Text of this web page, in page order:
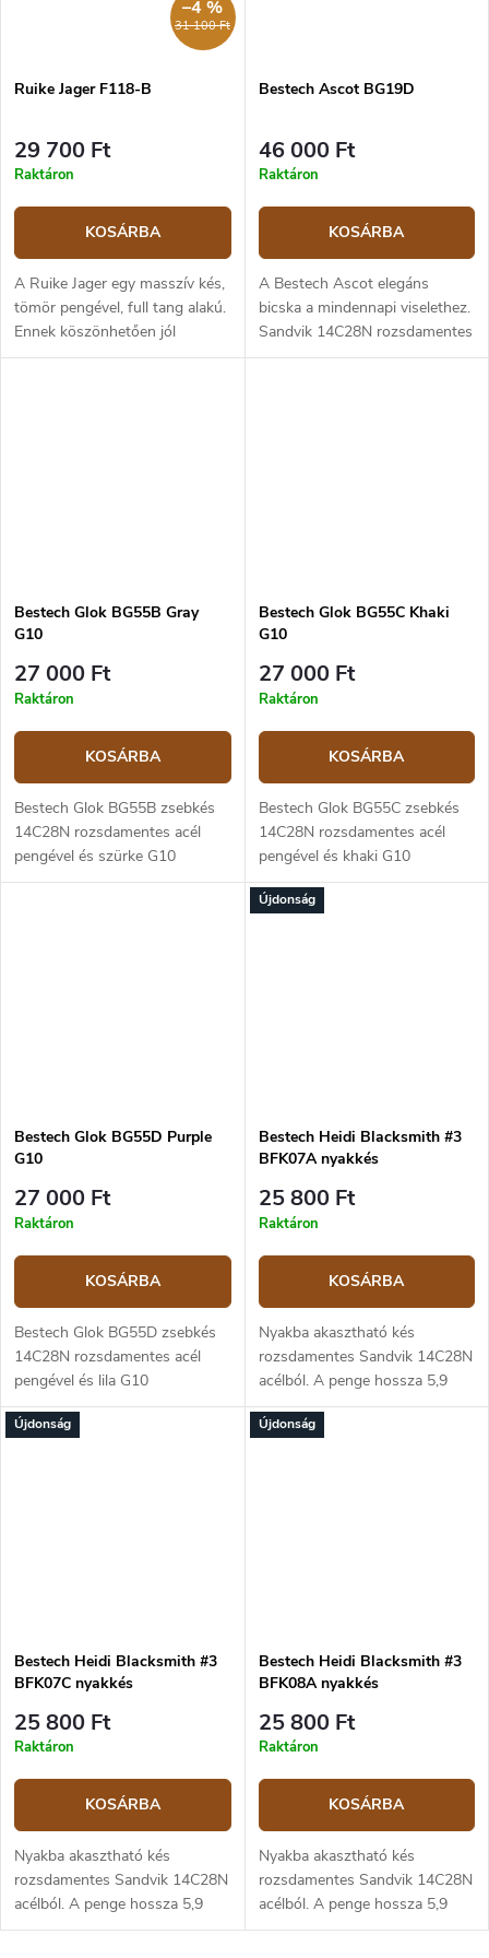
31 100 Ft
–4 %
Ruike Jager F118-B
29 700 Ft
Raktáron
KOSÁRBA
A Ruike Jager egy masszív kés,
tömör pengével, full tang alakú.
Ennek köszönhetően jól
használható a természetben
Bestech Ascot BG19D
46 000 Ft
Raktáron
KOSÁRBA
A Bestech Ascot elegáns
bicska a mindennapi viselethez.
Sandvik 14C28N rozsdamentes
acél csepegtető lapos élezéssel,
Bestech Glok BG55B Gray
G10
27 000 Ft
Raktáron
KOSÁRBA
Bestech Glok BG55B zsebkés
14C28N rozsdamentes acél
pengével és szürke G10
markolattal. Gombzár.
Bestech Glok BG55C Khaki
G10
27 000 Ft
Raktáron
KOSÁRBA
Bestech Glok BG55C zsebkés
14C28N rozsdamentes acél
pengével és khaki G10
markolattal. Gombzárral.
Pengehossz 9 cm, teljes hossza
Bestech Glok BG55D Purple
G10
27 000 Ft
Raktáron
KOSÁRBA
Bestech Glok BG55D zsebkés
14C28N rozsdamentes acél
pengével és lila G10
markolattal. Gombzár.
Pengehossz 9 cm, teljes hossza
Újdonság
Bestech Heidi Blacksmith #3
BFK07A nyakkés
25 800 Ft
Raktáron
KOSÁRBA
Nyakba akasztható kés
rozsdamentes Sandvik 14C28N
acélból. A penge hossza 5,9
cm, a teljes hossz 15,4 cm.
Markolat fekete G10-ből. Kydex
Újdonság
Bestech Heidi Blacksmith #3
BFK07C nyakkés
25 800 Ft
Raktáron
KOSÁRBA
Nyakba akasztható kés
rozsdamentes Sandvik 14C28N
acélból. A penge hossza 5,9
cm, a teljes hossz 15,4 cm.
Újdonság
Bestech Heidi Blacksmith #3
BFK08A nyakkés
25 800 Ft
Raktáron
KOSÁRBA
Nyakba akasztható kés
rozsdamentes Sandvik 14C28N
acélból. A penge hossza 5,9
cm, a teljes hossz 15,4 cm.